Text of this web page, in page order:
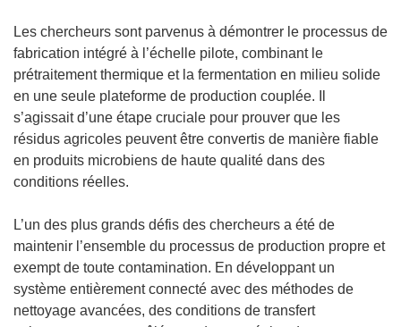
e
)
r
e
)
Les chercheurs sont parvenus à démontrer le processus de
fabrication intégré à l’échelle pilote, combinant le
prétraitement thermique et la fermentation en milieu solide
en une seule plateforme de production couplée. Il
s’agissait d’une étape cruciale pour prouver que les
résidus agricoles peuvent être convertis de manière fiable
en produits microbiens de haute qualité dans des
conditions réelles.
L’un des plus grands défis des chercheurs a été de
maintenir l’ensemble du processus de production propre et
exempt de toute contamination. En développant un
système entièrement connecté avec des méthodes de
nettoyage avancées, des conditions de transfert